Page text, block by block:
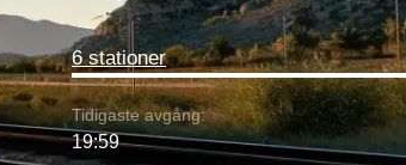
6 stationer
Tidigaste avgång:
19:59